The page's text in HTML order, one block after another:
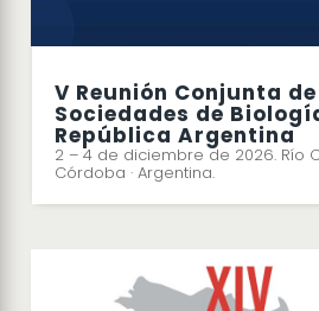
V Reunión Conjunta de
Sociedades de
República Argentina
2 – 4 de diciembre de 2026. Río
Córdoba · Argentina.